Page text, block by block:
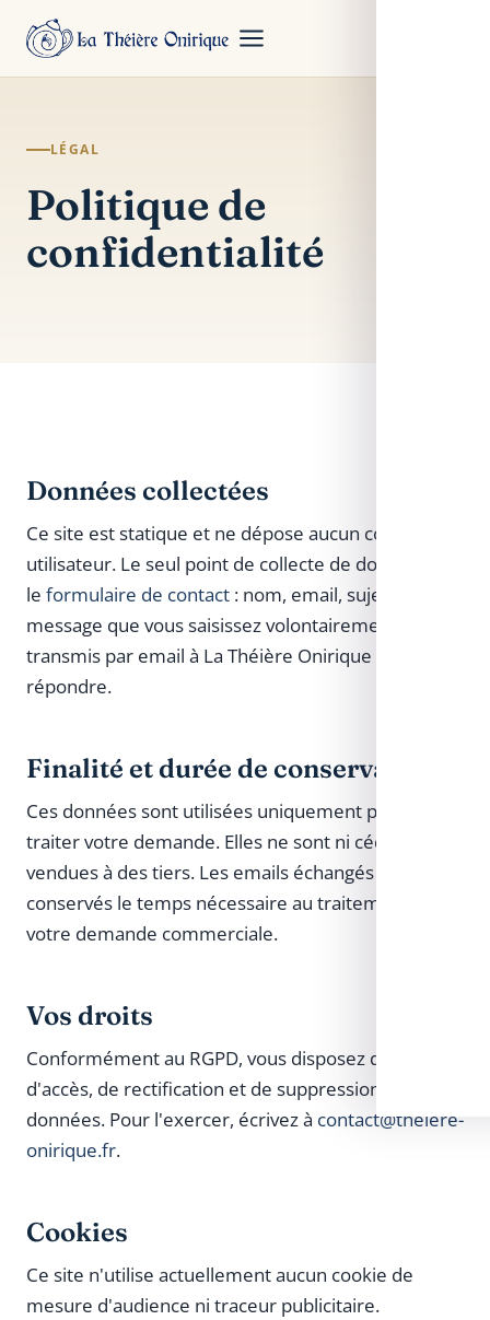
LÉGAL
Politique de
confidentialité
Données collectées
Ce site est statique et ne dépose aucun compte
utilisateur. Le seul point de collecte de données est
le formulaire de contact : nom, email, sujet et
message que vous saisissez volontairement,
transmis par email à La Théière Onirique pour vous
répondre.
Finalité et durée de conservation
Ces données sont utilisées uniquement pour
traiter votre demande. Elles ne sont ni cédées, ni
vendues à des tiers. Les emails échangés sont
conservés le temps nécessaire au traitement de
votre demande commerciale.
Vos droits
Conformément au RGPD, vous disposez d'un droit
d'accès, de rectification et de suppression de vos
données. Pour l'exercer, écrivez à contact@theiere-
onirique.fr.
Cookies
Ce site n'utilise actuellement aucun cookie de
mesure d'audience ni traceur publicitaire.